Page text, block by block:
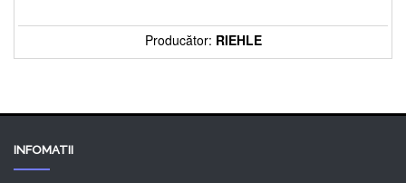
Producător: RIEHLE
INFOMATII